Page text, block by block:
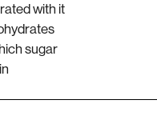
with it
sugar